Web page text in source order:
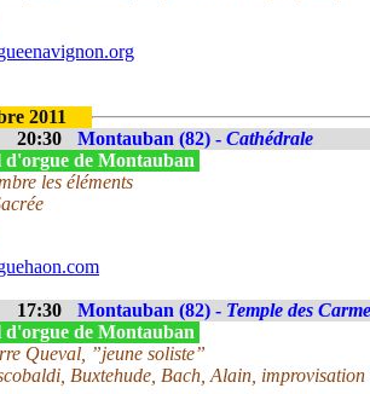
2011
20:30
Montauban (82) - Cathédrale
d'orgue de Montauban
les éléments
17:30 Montauban (82) - Temple des
d'orgue de Montauban
Queval, ”jeune soliste”
Buxtehude, Bach, Alain, improvisation